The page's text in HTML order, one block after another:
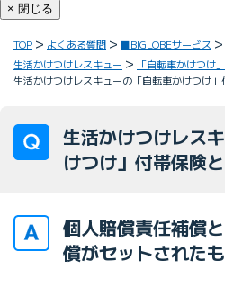
× 閉じる
TOP よくある質問 ■BIGLOBEサービス
生活かけつけレスキュー
「自転車かけつけ
生活かけつけレスキューの「自転車かけつけ」
生活かけつけレス
けつけ」付帯保険
個人賠償責任補償
償がセットされたも